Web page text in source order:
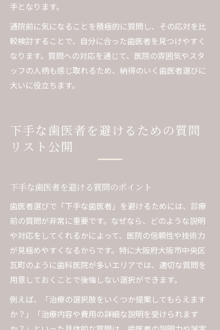
手となります。
通院前に気になることを積極的に質問し、その応対を比
較検討することで、自分に合った歯医者を見つけやすく
なります。質問への対応を通じて、医院の雰囲気やスタ
ッフの人柄も感じ取れるため、納得のいく歯医者選びに
大いに役立ちます。
下手な歯医者を避けるための質問
リスト公開
下手な歯医者を避ける質問のポイント
歯医者選びで「下手な歯医者」を避けるためには、診療
前の質問が非常に重要です。なぜなら、どのような説明
や対応をしてくれるかによって、医院の信頼性や技術力
が見極めやすくなるからです。特に大阪府大阪市中央区
瓦町のように歯科医院が多いエリアでは、適切な質問を
用意しておくことで後悔しない選択ができます。
例えば、「治療の選択肢をいくつか提案してもらえます
か？」「治療内容や費用の詳細な説明を受けられます